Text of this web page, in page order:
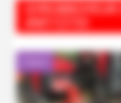
GYROBROYEUR
#M112733